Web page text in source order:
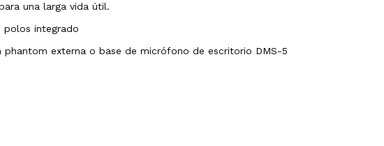
una larga vida útil.
polos integrado
phantom externa o base de micrófono de escritorio DMS-5